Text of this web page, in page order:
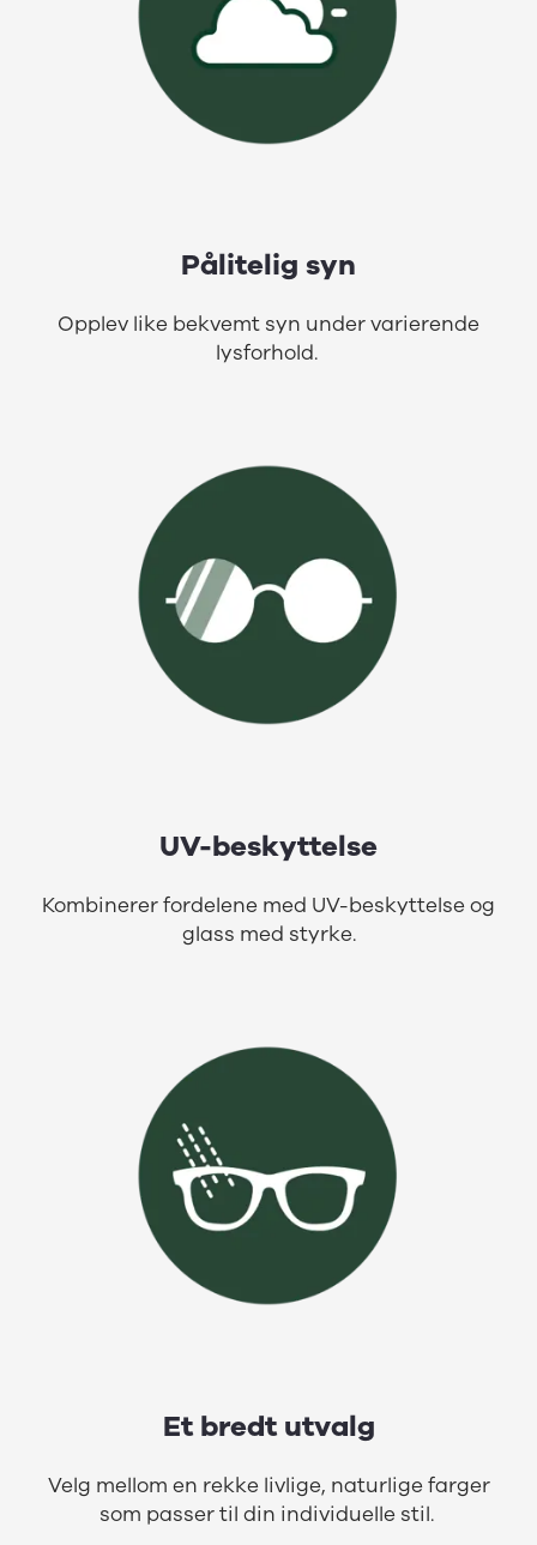
Pålitelig syn
Opplev like bekvemt syn under varierende
lysforhold.
UV-beskyttelse
Kombinerer fordelene med UV-beskyttelse og
glass med styrke.
Et bredt utvalg
Velg mellom en rekke livlige, naturlige farger
som passer til din individuelle stil.